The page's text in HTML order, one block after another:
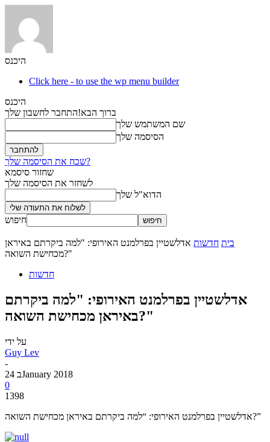
היכנס
Click here - to use the wp menu builder
היכנס
ברוך הבא!התחבר לחשבון שלך
שם המשתמש שלך
הסיסמה שלך
שכח את הסיסמה שלך?
שחזור סיסמא
לשחזר את הסיסמה שלך
הדוא"ל שלך
חיפוש
בית חדשות אדלשטיין בפרלמנט האירופי: "למה ביקרתם באיראן
מכחישת השואה?"
חדשות
אדלשטיין בפרלמנט האירופי: "למה ביקרתם
באיראן מכחישת השואה?"
על ידי
Guy Lev
-
24 בJanuary 2018
0
1398
אדלשטיין בפרלמנט האירופי: “למה ביקרתם באיראן מכחישת השואה?”